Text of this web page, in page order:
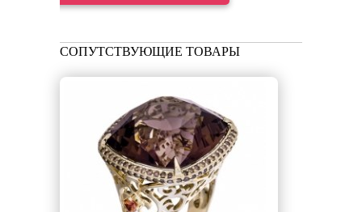
СОПУТСТВУЮЩИЕ ТОВАРЫ